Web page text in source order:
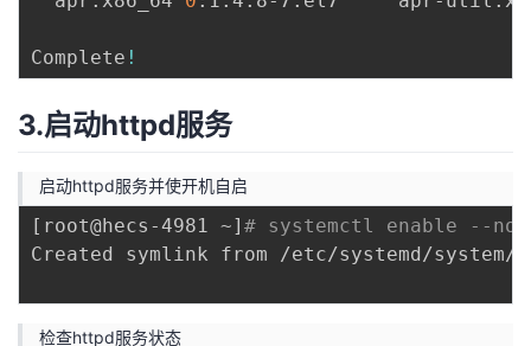
Complete !
3.启动httpd服务
启动httpd服务并使开机自启
[ root@hecs-4981 ~] # systemctl enable --
Created symlink from /etc/systemd/
检查httpd服务状态